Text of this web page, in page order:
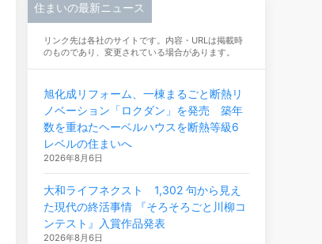
住まいの最新ニュース
リンク先は各社のサイトです。内容・URLは掲載時
のものであり、変更されている場合があります。
旭化成リフォーム、一棟まるごと断熱リ
ノベーション「ロクダン」を発売 築年
数を重ねたヘーベルハウスを断熱等級6
レベルの住まいへ
2026年8月6日
大和ライフネクスト 1,302 句から見え
た現代の終活事情 『そろそろごと川柳コ
ンテスト』入賞作品発表
2026年8月6日